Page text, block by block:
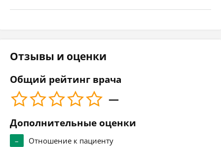
Отзывы и оценки
Общий рейтинг врача
—
Дополнительные оценки
–
Отношение к пациенту